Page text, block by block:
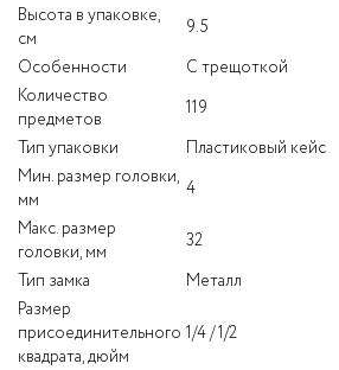
Высота в упаковке,
см
9.5
Особенности
С трещоткой
Количество
предметов
119
Тип упаковки
Пластиковый кейс
Мин. размер головки,
мм
4
Макс. размер
головки, мм
32
Тип замка
Металл
Размер
присоединительного
квадрата, дюйм
1/4 / 1/2